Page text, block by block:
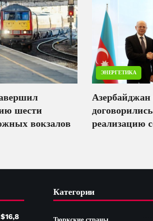
шести
вокзалов
ЭНЕРГЕТИКА
реализацию
Категории